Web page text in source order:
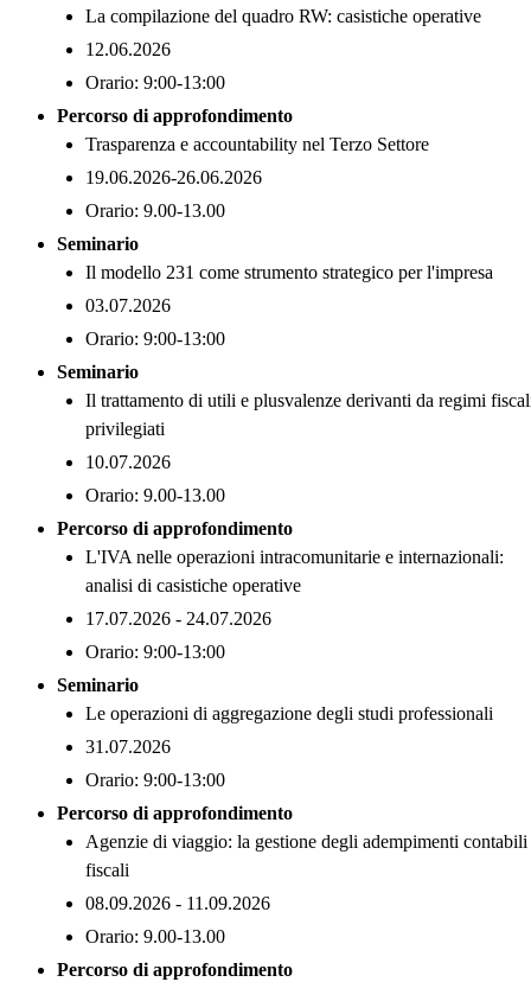
La compilazione del quadro RW: casistiche operative
12.06.2026
Orario: 9:00-13:00
Percorso di approfondimento
Trasparenza e accountability nel Terzo Settore
19.06.2026-26.06.2026
Orario: 9.00-13.00
Seminario
Il modello 231 come strumento strategico per l'impresa
03.07.2026
Orario: 9:00-13:00
Seminario
Il trattamento di utili e plusvalenze derivanti da regimi
privilegiati
10.07.2026
Orario: 9.00-13.00
Percorso di approfondimento
L'IVA nelle operazioni intracomunitarie e internazionali:
analisi di casistiche operative
17.07.2026 - 24.07.2026
Orario: 9:00-13:00
Seminario
Le operazioni di aggregazione degli studi professionali
31.07.2026
Orario: 9:00-13:00
Percorso di approfondimento
Agenzie di viaggio: la gestione degli adempimenti contabili
fiscali
08.09.2026 - 11.09.2026
Orario: 9.00-13.00
Percorso di approfondimento